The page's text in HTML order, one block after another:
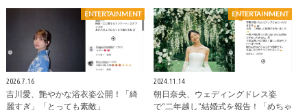
ENTERTAINMENT
2026.7.16
吉川愛、艶やかな浴衣姿公開！「綺
麗すぎ」「とっても素敵」
ENTERTAINMENT
2024.11.14
朝日奈央、ウェディングドレス姿
で“二年越し”結婚式を報告！「めちゃ